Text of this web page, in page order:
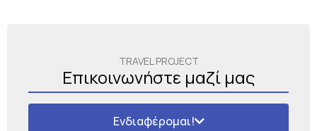
TRAVEL PROJECT
Επικοινωνήστε μαζί μας
Ενδιαφέρομαι!